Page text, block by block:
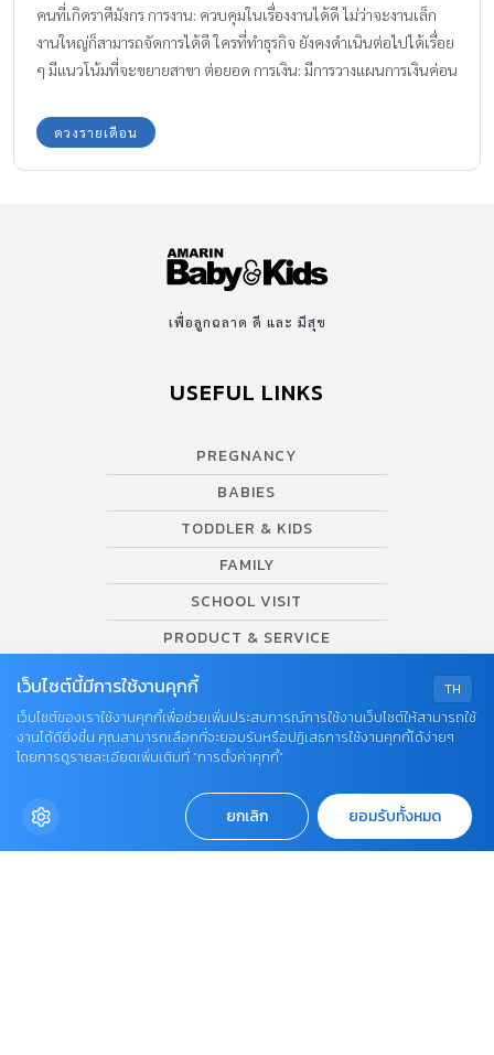
คนที่เกิดราศีมังกร การงาน: ควบคุมในเรื่องงานได้ดี ไม่ว่าจะงานเล็ก
งานใหญ่ก็สามารถจัดการได้ดี ใครที่ทำธุรกิจ ยังคงดำเนินต่อไปได้เรื่อย
ๆ มีแนวโน้มที่จะขยายสาขา ต่อยอด การเงิน: มีการวางแผนการเงินค่อน
น่าเป็นห่วง ความรัก: คนโสด : โฟกัสตัวเองมากกว่าเรื่องรัก ตั้งใจที่จะ
สร้างรากฐานให้กับตัวเองมั่งคง เลยมองข้างเรื่องของความรัก รู้สึกว่าชั้น
ที่เกิดราศีกุมภ์ การงาน: อาจจะไม่ได้ดั่งใจตามที่ตัวเองหวัง ใครที่สมัคร
งาน หรือรองานอยู่ มีโอกาสที่จะชวด หรือยังไม่ถูกเรียกตัว ในรูปแบบ
ของการทำงานค่อนข้างที่จะเหนื่อย ทำอะไรไปก็โดนเมิน หรือถูกมอง
ดวงรายเดือน
เพื่อลูกฉลาด ดี และ มีสุข
USEFUL LINKS
PREGNANCY
BABIES
TODDLER & KIDS
FAMILY
SCHOOL VISIT
PRODUCT & SERVICE
AWARDS
SUPPORT
TH
เว็บไซต์นี้มีการใช้งานคุกกี้
เว็บไซต์ของเราใช้งานคุกกี้เพื่อช่วยเพิ่มประสบการณ์การใช้งานเว็บไซต์ให้สามารถใช้
งานได้ดียิ่งขึ้น คุณสามารถเลือกที่จะยอมรับหรือปฏิเสธการใช้งานคุกกี้ได้ง่ายๆ
โดยการดูรายละเอียดเพิ่มเติมที่ “การตั้งค่าคุกกี้”
ยกเลิก ยอมรับทั้งหมด